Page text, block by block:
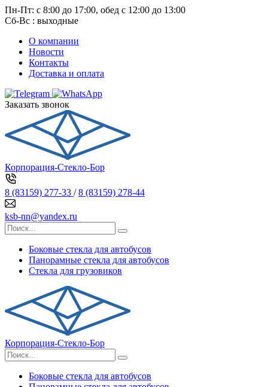
Пн-Пт: с 8:00 до 17:00, обед с 12:00 до 13:00
Сб-Вс : выходные
О компании
Новости
Контакты
Доставка и оплата
Заказать звонок
Корпорация-Стекло-Бор
8 (83159) 277-33 /8 (83159) 278-44
ksb-nn@yandex.ru
Боковые стекла для автобусов
Панорамные стекла для автобусов
Стекла для грузовиков
Корпорация-Стекло-Бор
Боковые стекла для автобусов